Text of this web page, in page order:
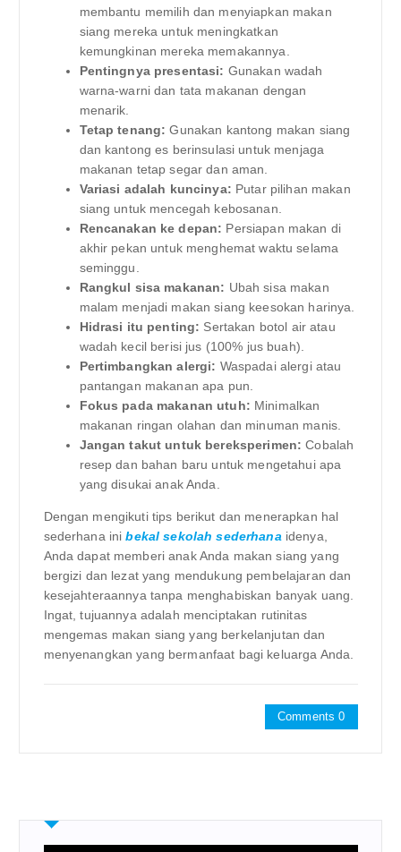
membantu memilih dan menyiapkan makan
siang mereka untuk meningkatkan
kemungkinan mereka memakannya.
Pentingnya presentasi: Gunakan wadah
warna-warni dan tata makanan dengan
menarik.
Tetap tenang: Gunakan kantong makan siang
dan kantong es berinsulasi untuk menjaga
makanan tetap segar dan aman.
Variasi adalah kuncinya: Putar pilihan makan
siang untuk mencegah kebosanan.
Rencanakan ke depan: Persiapan makan di
akhir pekan untuk menghemat waktu selama
seminggu.
Rangkul sisa makanan: Ubah sisa makan
malam menjadi makan siang keesokan harinya.
Hidrasi itu penting: Sertakan botol air atau
wadah kecil berisi jus (100% jus buah).
Pertimbangkan alergi: Waspadai alergi atau
pantangan makanan apa pun.
Fokus pada makanan utuh: Minimalkan
makanan ringan olahan dan minuman manis.
Jangan takut untuk bereksperimen: Cobalah
resep dan bahan baru untuk mengetahui apa
yang disukai anak Anda.
Dengan mengikuti tips berikut dan menerapkan hal
sederhana inibekal sekolah sederhana idenya,
Anda dapat memberi anak Anda makan siang yang
bergizi dan lezat yang mendukung pembelajaran dan
kesejahteraannya tanpa menghabiskan banyak uang.
Ingat, tujuannya adalah menciptakan rutinitas
mengemas makan siang yang berkelanjutan dan
menyenangkan yang bermanfaat bagi keluarga Anda.
Comments 0